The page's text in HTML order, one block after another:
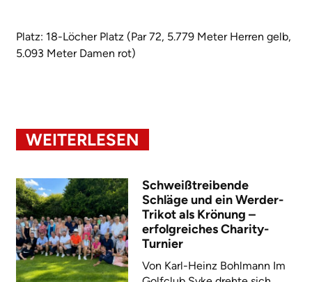
Platz: 18-Löcher Platz (Par 72, 5.779 Meter Herren gelb,
5.093 Meter Damen rot)
WEITERLESEN
Schweißtreibende
Schläge und ein Werder-
Trikot als Krönung –
erfolgreiches Charity-
Turnier
Von Karl-Heinz Bohlmann Im